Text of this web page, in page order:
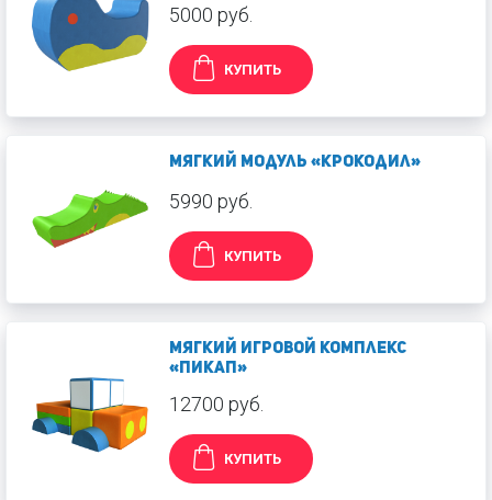
5000 руб.
КУПИТЬ
Мягкий модуль «Крокодил»
5990 руб.
КУПИТЬ
Мягкий игровой комплекс
«Пикап»
12700 руб.
КУПИТЬ